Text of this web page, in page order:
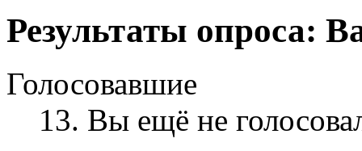
Результаты опроса:
Голосовавшие
13. Вы ещё не